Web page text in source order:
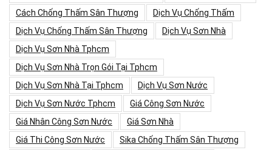
Cách Chống Thấm Sân Thượng
Dịch Vụ Chống Thấm
Dịch Vụ Chống Thấm Sân Thượng
Dịch Vụ Sơn Nhà
Dịch Vụ Sơn Nhà Tphcm
Dịch Vụ Sơn Nhà Trọn Gói Tại Tphcm
Dịch Vụ Sơn Nhà Tại Tphcm
Dịch Vụ Sơn Nước
Dịch Vụ Sơn Nước Tphcm
Giá Công Sơn Nước
Giá Nhân Công Sơn Nước
Giá Sơn Nhà
Giá Thi Công Sơn Nước
Sika Chống Thấm Sân Thượng